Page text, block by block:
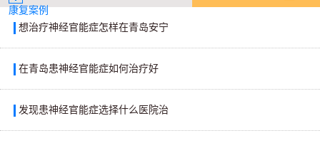
康复案例
想治疗神经官能症怎样在青岛安宁
在青岛患神经官能症如何治疗好
发现患神经官能症选择什么医院治